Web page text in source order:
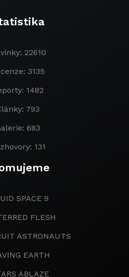
22610
3135
1482
793
683
131
SPACE 9
FLESH
ASTRONAUTS
EARTH
ABLAZE